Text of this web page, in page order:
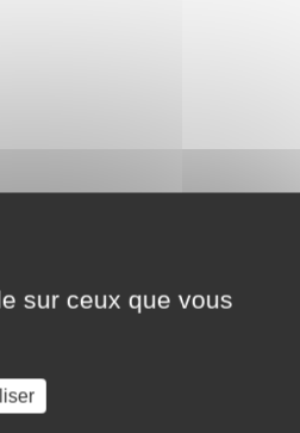
de Communes Cœurs
sur ceux que vous